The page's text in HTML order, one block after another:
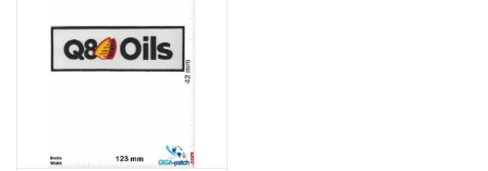
Sleutelhanger